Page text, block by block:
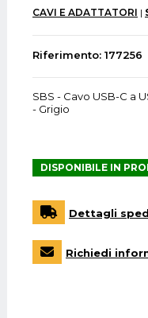
CAVI E ADATTATORI
Riferimento: 177256
SBS - Cavo USB-C a
- Grigio
DISPONIBILE IN
Dettagli
Richiedi